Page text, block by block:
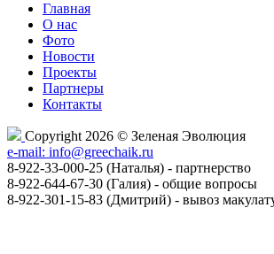
Главная
О нас
Фото
Новости
Проекты
Партнеры
Контакты
Copyright 2026 © Зеленая Эволюция
e-mail: info@greechaik.ru
8-922-33-000-25 (Наталья) - партнерство
8-922-644-67-30 (Галия) - общие вопросы
8-922-301-15-83 (Дмитрий) - вывоз